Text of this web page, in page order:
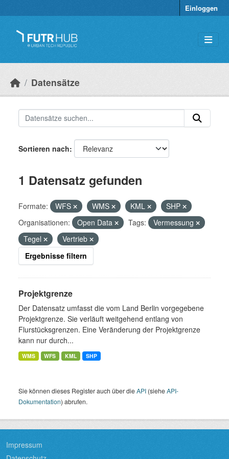
Einloggen
Datensätze
Sortieren nach
1 Datensatz gefunden
Formate: WFS WMS KML
SHP
Organisationen:
Open Data Tags:
Vermessung
Tegel
Vertrieb
Ergebnisse filtern
Projektgrenze
Der Datensatz umfasst die vom Land Berlin vorgegebene
Projektgrenze. Sie verläuft weitgehend entlang von
Flurstücksgrenzen. Eine Veränderung der Projektgrenze
kann nur durch...
WMS WFS KML SHP
Sie können dieses Register auch über dieAPI (sieheAPI-
Dokumentation) abrufen.
Impressum